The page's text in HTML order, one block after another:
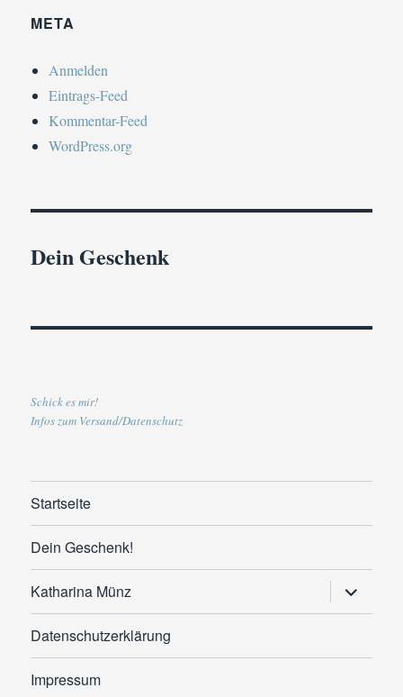
META
Anmelden
Eintrags-Feed
Kommentar-Feed
WordPress.org
Dein Geschenk
Schick es mir!
Infos zum Versand/Datenschutz
Startseite
Dein Geschenk!
Katharina Münz
anzeigen
Datenschutzerklärung
Impressum